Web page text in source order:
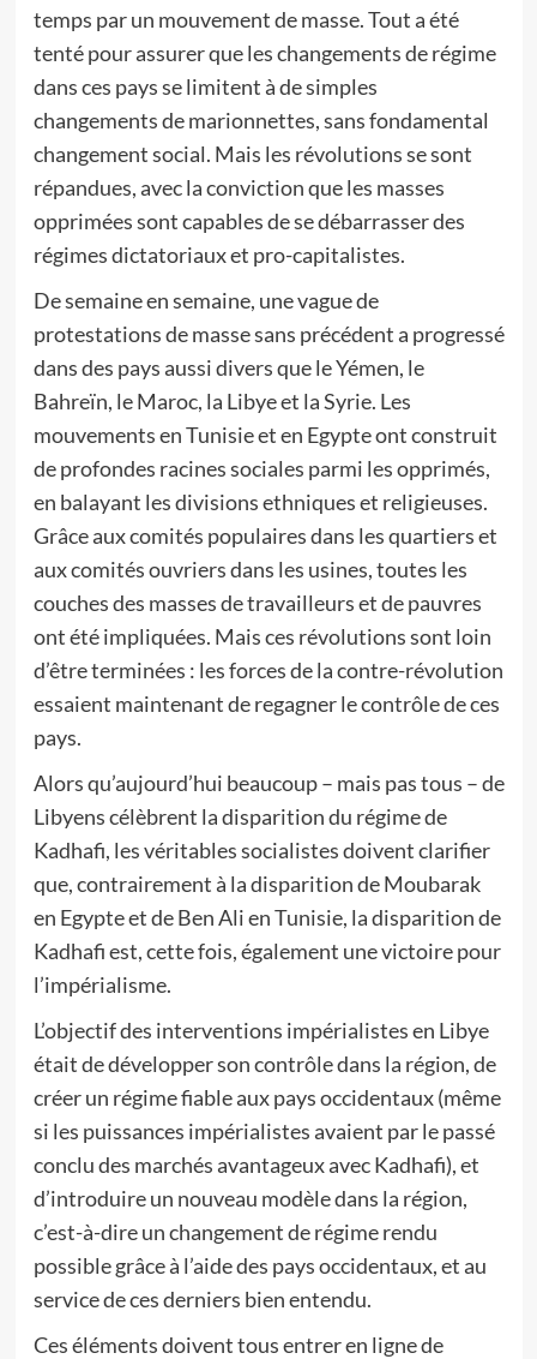
temps par un mouvement de masse. Tout a été
tenté pour assurer que les changements de régime
dans ces pays se limitent à de simples
changements de marionnettes, sans fondamental
changement social. Mais les révolutions se sont
répandues, avec la conviction que les masses
opprimées sont capables de se débarrasser des
régimes dictatoriaux et pro-capitalistes.
De semaine en semaine, une vague de
protestations de masse sans précédent a progressé
dans des pays aussi divers que le Yémen, le
Bahreïn, le Maroc, la Libye et la Syrie. Les
mouvements en Tunisie et en Egypte ont construit
de profondes racines sociales parmi les opprimés,
en balayant les divisions ethniques et religieuses.
Grâce aux comités populaires dans les quartiers et
aux comités ouvriers dans les usines, toutes les
couches des masses de travailleurs et de pauvres
ont été impliquées. Mais ces révolutions sont loin
d’être terminées : les forces de la contre-révolution
essaient maintenant de regagner le contrôle de ces
pays.
Alors qu’aujourd’hui beaucoup – mais pas tous – de
Libyens célèbrent la disparition du régime de
Kadhafi, les véritables socialistes doivent clarifier
que, contrairement à la disparition de Moubarak
en Egypte et de Ben Ali en Tunisie, la disparition de
Kadhafi est, cette fois, également une victoire pour
l’impérialisme.
L’objectif des interventions impérialistes en Libye
était de développer son contrôle dans la région, de
créer un régime fiable aux pays occidentaux (même
si les puissances impérialistes avaient par le passé
conclu des marchés avantageux avec Kadhafi), et
d’introduire un nouveau modèle dans la région,
c’est-à-dire un changement de régime rendu
possible grâce à l’aide des pays occidentaux, et au
service de ces derniers bien entendu.
Ces éléments doivent tous entrer en ligne de